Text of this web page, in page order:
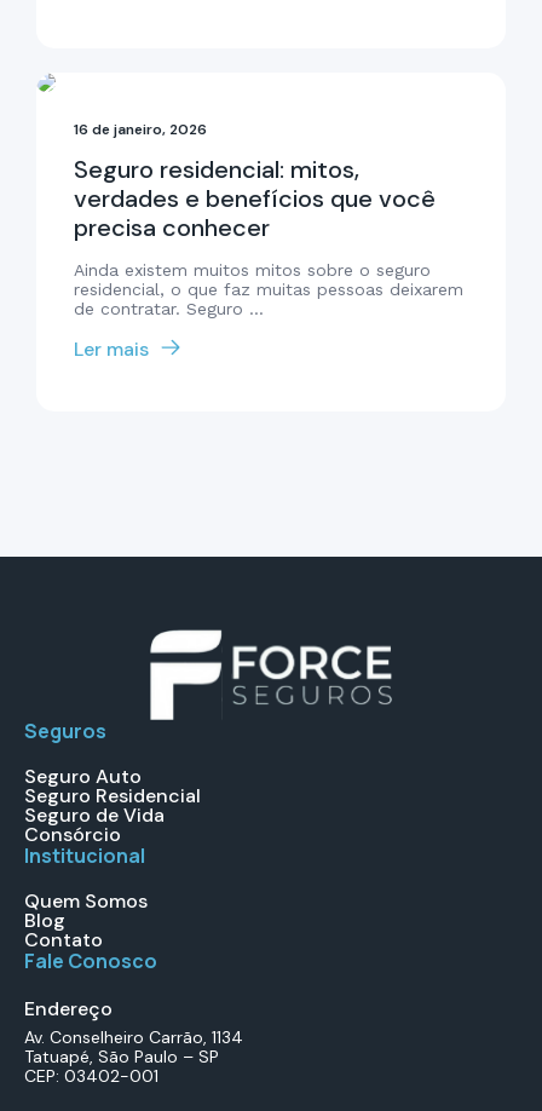
16 de janeiro, 2026
Seguro residencial: mitos,
verdades e benefícios que você
precisa conhecer
Ainda existem muitos mitos sobre o seguro
residencial, o que faz muitas pessoas deixarem
de contratar. Seguro ...
Ler mais
Seguros
Seguro Auto
Seguro Residencial
Seguro de Vida
Consórcio
Institucional
Quem Somos
Blog
Contato
Fale Conosco
Endereço
Av. Conselheiro Carrão, 1134
Tatuapé, São Paulo – SP
CEP: 03402-001